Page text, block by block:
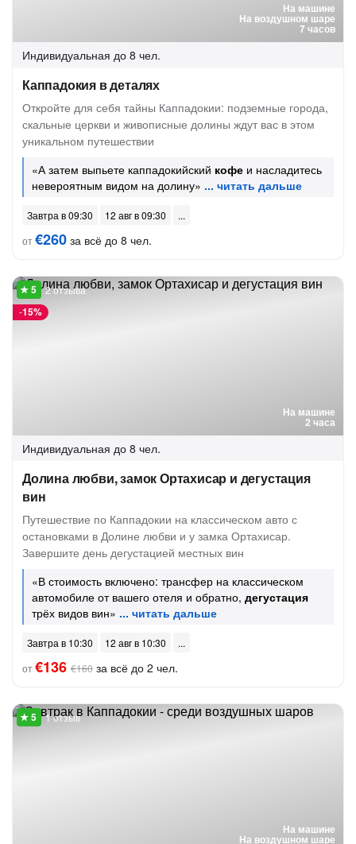
На машине
На воздушном шаре
7 часов
Индивидуальная до 8 чел.
Каппадокия в деталях
Откройте для себя тайны Каппадокии: подземные города,
скальные церкви и живописные долины ждут вас в этом
уникальном путешествии
«А затем выпьете каппадокийский кофе и насладитесь
невероятным видом на долину»
Завтра в 09:30
12 авг в 09:30
от€260 за всё до 8 чел.
На машине
2 часа
-15%
2 отзыва
Индивидуальная до 8 чел.
Долина любви, замок Ортахисар и дегустация
вин
Путешествие по Каппадокии на классическом авто с
остановками в Долине любви и у замка Ортахисар.
Завершите день дегустацией местных вин
«В стоимость включено: трансфер на классическом
автомобиле от вашего отеля и обратно, дегустация
трёх видов вин»
Завтра в 10:30
12 авг в 10:30
от€136 €160 за всё до 2 чел.
На машине
На воздушном шаре
1 отзыв